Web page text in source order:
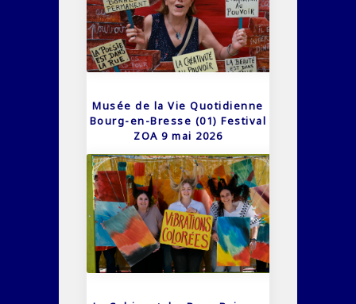
Musée de la Vie Quotidienne
Bourg-en-Bresse (01) Festival
ZOA 9 mai 2026